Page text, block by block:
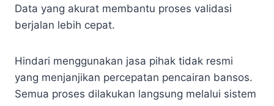
Data yang akurat membantu proses validasi
berjalan lebih cepat.
Hindari menggunakan jasa pihak tidak resmi
yang menjanjikan percepatan pencairan bansos.
Semua proses dilakukan langsung melalui sistem